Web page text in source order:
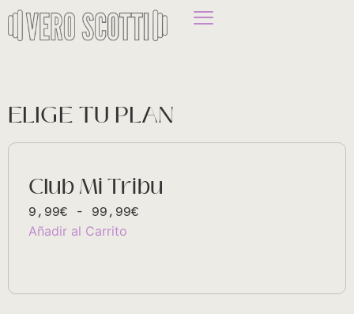
ELIGE TU PLAN
Club Mi Tribu
9,99€ - 99,99€
Añadir al Carrito
a